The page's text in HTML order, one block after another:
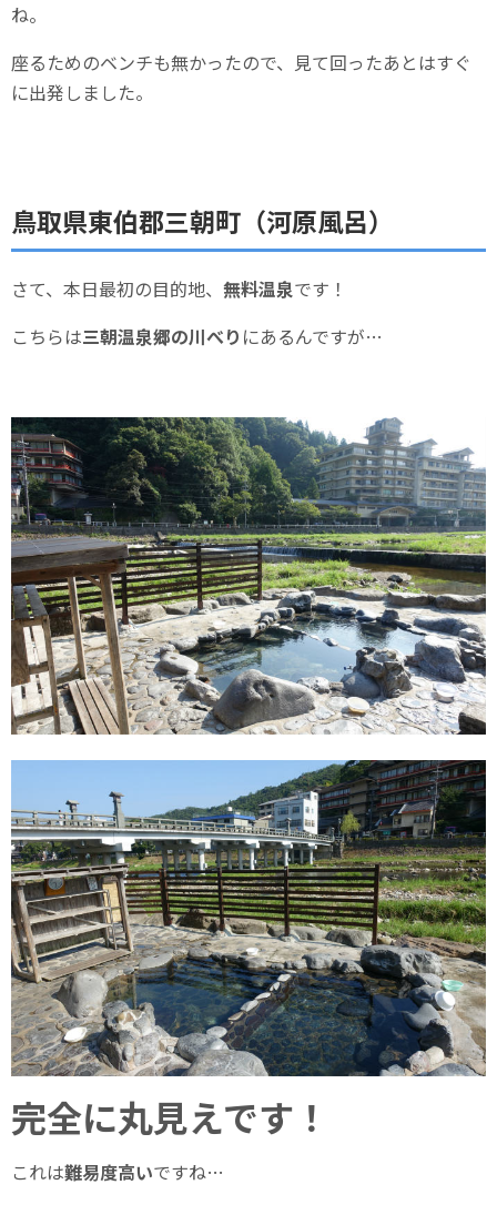
ね。
座るためのベンチも無かったので、見て回ったあとはすぐ
に出発しました。
鳥取県東伯郡三朝町（河原風呂）
さて、本日最初の目的地、 無料温泉です！
こちらは三朝温泉郷の川べり にあるんですが…
完全に丸見えです！
これは難易度高いですね…